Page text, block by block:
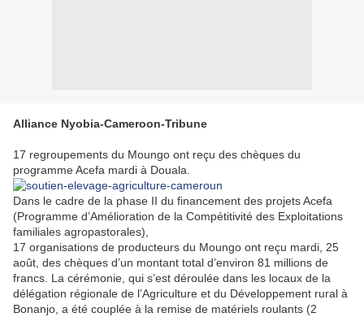
Alliance Nyobia-Cameroon-Tribune
17 regroupements du Moungo ont reçu des chèques du
programme Acefa mardi à Douala.
Dans le cadre de la phase II du financement des projets Acefa
(Programme d’Amélioration de la Compétitivité des Exploitations
familiales agropastorales),
17 organisations de producteurs du Moungo ont reçu mardi, 25
août, des chèques d’un montant total d’environ 81 millions de
francs. La cérémonie, qui s’est déroulée dans les locaux de la
délégation régionale de l’Agriculture et du Développement rural à
Bonanjo, a été couplée à la remise de matériels roulants (2